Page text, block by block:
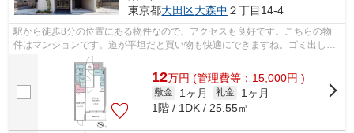
東京都大田区大森中 ２丁目14-4
駅から徒歩8分の位置にある物件なので、アクセスも良好です。こちらの物
件はマンションです。道が平坦だと買い物も快適にできますね。ゴミ出しを
楽にするために、遠くまで行かずに済む...
12万円 (管理費等：15,000円 )
敷金 1ヶ月 礼金
1ヶ月
1階 / 1DK / 25.55㎡